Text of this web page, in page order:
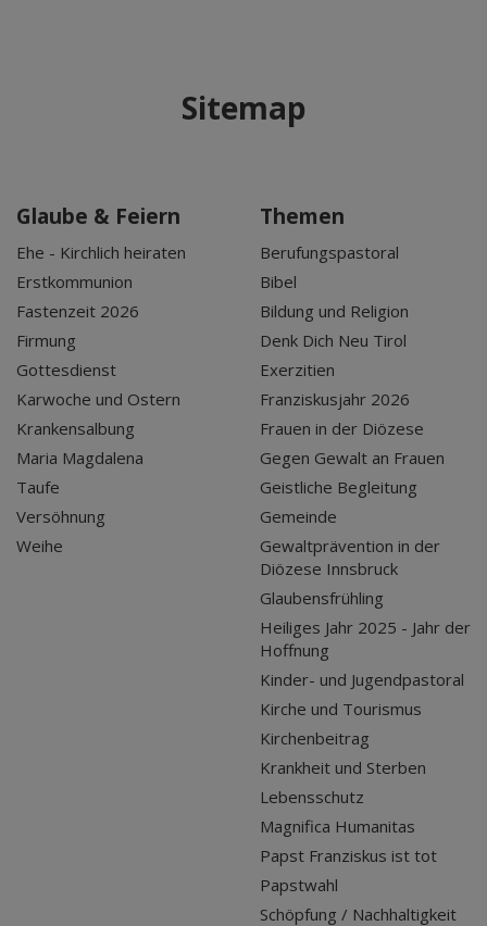
Sitemap
Glaube & Feiern
Ehe - Kirchlich heiraten
Erstkommunion
Fastenzeit 2026
Firmung
Gottesdienst
Karwoche und Ostern
Krankensalbung
Maria Magdalena
Taufe
Versöhnung
Weihe
Themen
Berufungspastoral
Bibel
Bildung und Religion
Denk Dich Neu Tirol
Exerzitien
Franziskusjahr 2026
Frauen in der Diözese
Gegen Gewalt an Frauen
Geistliche Begleitung
Gemeinde
Gewaltprävention in der
Diözese Innsbruck
Glaubensfrühling
Heiliges Jahr 2025 - Jahr der
Hoffnung
Kinder- und Jugendpastoral
Kirche und Tourismus
Kirchenbeitrag
Krankheit und Sterben
Lebensschutz
Magnifica Humanitas
Papst Franziskus ist tot
Papstwahl
Schöpfung / Nachhaltigkeit